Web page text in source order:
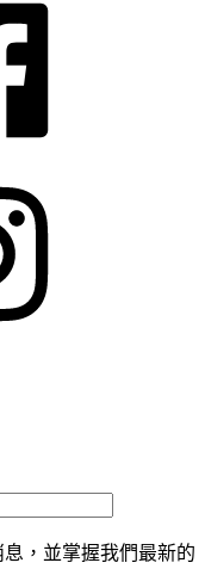
，並掌握我們最新的